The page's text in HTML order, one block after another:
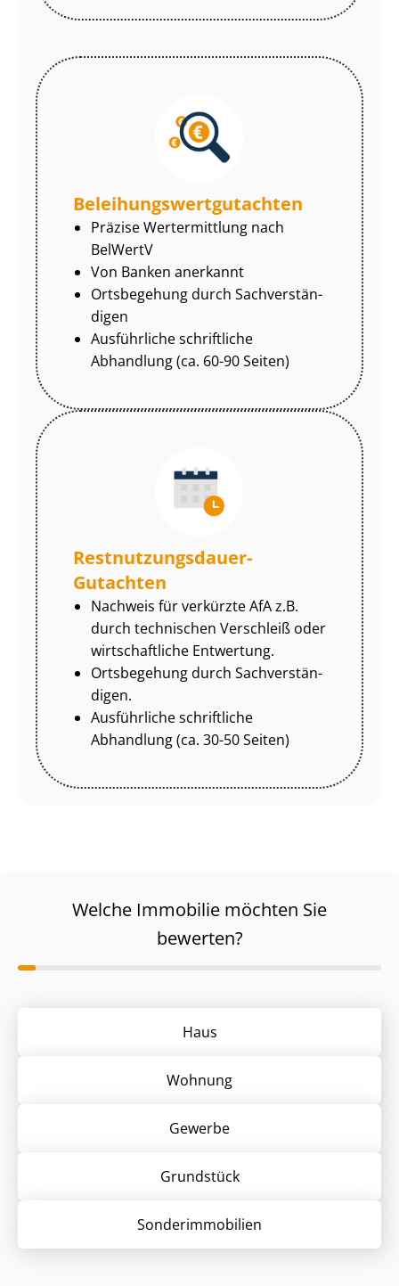
Be­lei­hungs­wert­gut­ach­ten
Präzise Wertermittlung nach
BelWertV
Von Banken anerkannt
Ortsbegehung durch Sach­ver­stän­
di­gen
Ausführliche schriftliche
Abhandlung (ca. 60-90 Seiten)
Rest­nut­zungs­dau­er-
Gutachten
Nachweis für verkürzte AfA z.B.
durch technischen Verschleiß oder
wirtschaftliche Entwertung.
Ortsbegehung durch Sach­ver­stän­
di­gen.
Ausführliche schriftliche
Abhandlung (ca. 30-50 Seiten)
Welche Immobilie möchten Sie
bewerten?
Haus
Wohnung
Gewerbe
Grund­stück
Sonder­immobilien